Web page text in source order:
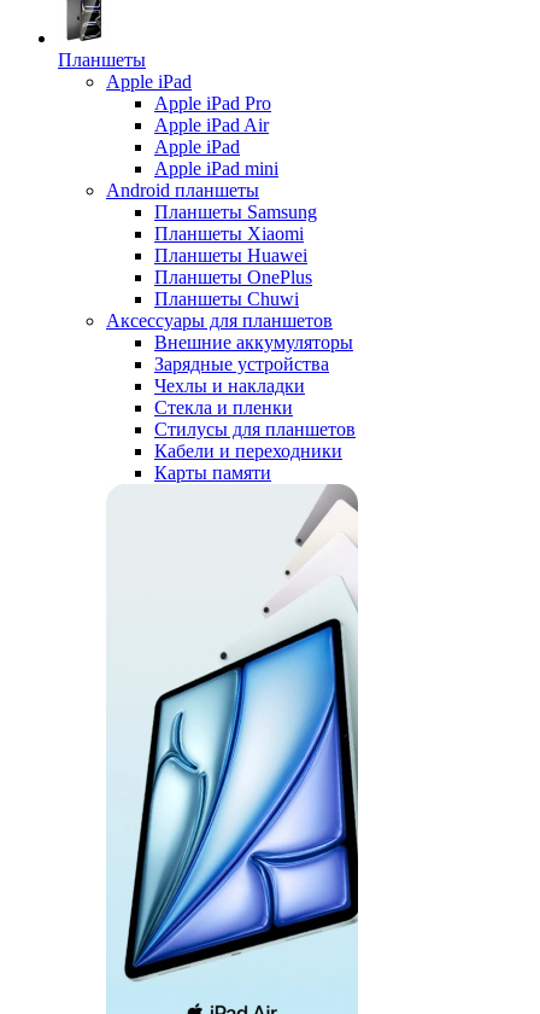
Планшеты
Apple iPad
Apple iPad Pro
Apple iPad Air
Apple iPad
Apple iPad mini
Android планшеты
Планшеты Samsung
Планшеты Xiaomi
Планшеты Huawei
Планшеты OnePlus
Планшеты Chuwi
Аксессуары для планшетов
Внешние аккумуляторы
Зарядные устройства
Чехлы и накладки
Стекла и пленки
Стилусы для планшетов
Кабели и переходники
Карты памяти